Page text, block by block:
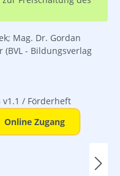
Mag. Dr. Gordan
(BVL - Bildungsverlag
Online Zugang